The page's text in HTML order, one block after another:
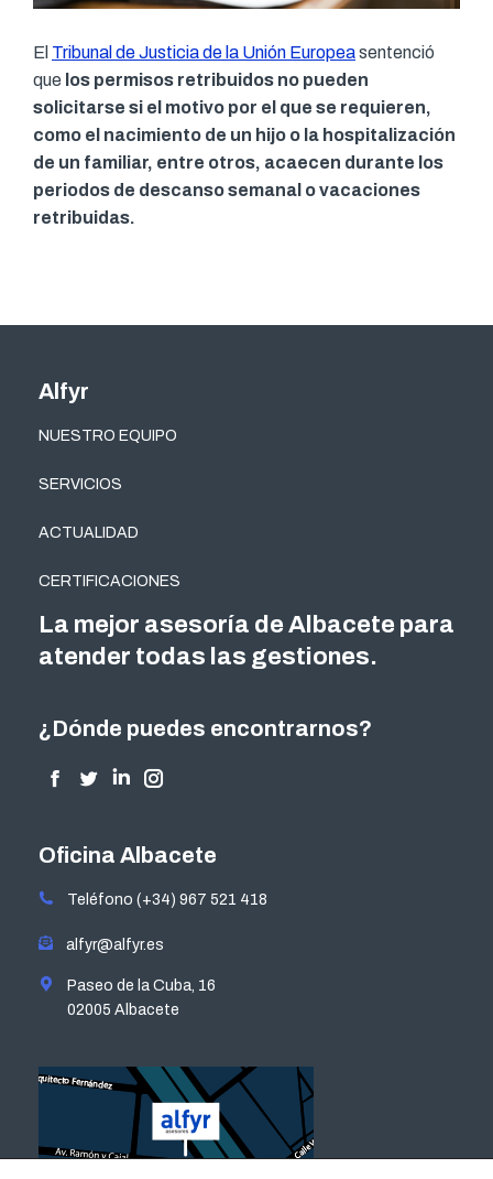
El Tribunal de Justicia de la Unión Europeasentenció
que los permisos retribuidos no pueden
solicitarse si el motivo por el que se requieren,
como el nacimiento de un hijo o la hospitalización
de un familiar, entre otros, acaecen durante los
periodos de descanso semanal o vacaciones
retribuidas.
Alfyr
NUESTRO EQUIPO
SERVICIOS
ACTUALIDAD
CERTIFICACIONES
Oficina Albacete
Teléfono (+34) 967 521 418
alfyr@alfyr.es
Paseo de la Cuba, 16
02005 Albacete
¿Dónde puedes encontrarnos?
Encuéntranos en:
Facebook
opens
new
Twitter
opens
new
Linkedin
opens
new
Instagram
opens
new
La mejor asesoría de Albacete para
atender todas las gestiones.